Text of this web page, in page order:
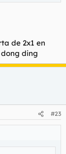
de 2x1 en
dong ding
#23